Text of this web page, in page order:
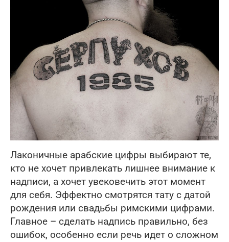
Лаконичные арабские цифры выбирают те,
кто не хочет привлекать лишнее внимание к
надписи, а хочет увековечить этот момент
для себя. Эффектно смотрятся тату с датой
рождения или свадьбы римскими цифрами.
Главное – сделать надпись правильно, без
ошибок, особенно если речь идет о сложном